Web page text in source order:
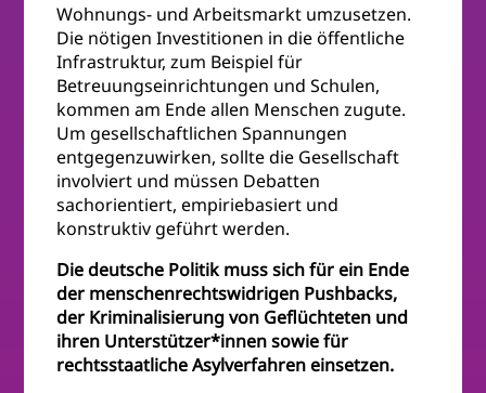
Wohnungs- und Arbeitsmarkt umzusetzen.
Die nötigen Investitionen in die öffentliche
Infrastruktur, zum Beispiel für
Betreuungseinrichtungen und Schulen,
kommen am Ende allen Menschen zugute.
Um gesellschaftlichen Spannungen
entgegenzuwirken, sollte die Gesellschaft
involviert und müssen Debatten
sachorientiert, empiriebasiert und
konstruktiv geführt werden.
Die deutsche Politik muss sich für ein Ende
der menschenrechtswidrigen Pushbacks,
der Kriminalisierung von Geflüchteten und
ihren Unterstützer*innen sowie für
rechtsstaatliche Asylverfahren einsetzen.